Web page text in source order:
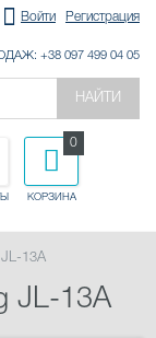
Войти Регистрация
+38 097 499 04 05
НАЙТИ
КОРЗИНА
0
13A
JL-13A